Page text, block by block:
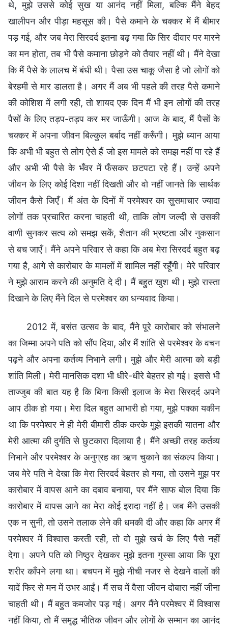
थे, मुझे उससे कोई सुख या आनंद नहीं मिला, बल्कि मैंने बेहद
खालीपन और पीड़ा महसूस की। पैसे कमाने के चक्कर में मैं बीमार
पड़ गई, और जब मेरा सिरदर्द इतना बढ़ गया कि सिर दीवार पर मारने
का मन होता, तब भी पैसे कमाना छोड़ने को तैयार नहीं थी। मैंने देखा
कि मैं पैसे के लालच में बंधी थी। पैसा उस चाकू जैसा है जो लोगों को
बेरहमी से मार डालता है। अगर मैं अब भी पहले की तरह पैसे कमाने
की कोशिश में लगी रही, तो शायद एक दिन मैं भी इन लोगों की तरह
पैसों के लिए तड़प-तड़प कर मर जाऊँगी। आज के बाद, मैं पैसों के
चक्कर में अपना जीवन बिल्कुल बर्बाद नहीं करूँगी। मुझे ध्यान आया
कि अभी भी बहुत से लोग ऐसे हैं जो इस मामले को समझ नहीं पा रहे हैं
और अभी भी पैसे के भँवर में फँसकर छटपटा रहे हैं। उन्हें अपने
जीवन के लिए कोई दिशा नहीं दिखती और वो नहीं जानते कि सार्थक
जीवन कैसे जिएँ। मैं अंत के दिनों में परमेश्वर का सुसमाचार ज्यादा
लोगों तक प्रचारित करना चाहती थी, ताकि लोग जल्दी से उसकी
वाणी सुनकर सत्य को समझ सकें, शैतान की भ्रष्टता और नुकसान
से बच जाएँ। मैंने अपने परिवार से कहा कि अब मेरा सिरदर्द बहुत बढ़
गया है, आगे से कारोबार के मामलों में शामिल नहीं रहूँगी। मेरे परिवार
ने मुझे आराम करने की अनुमति दे दी। मैं बहुत खुश थी। मुझे रास्ता
दिखाने के लिए मैंने दिल से परमेश्वर का धन्यवाद किया।
2012 में, बसंत उत्सव के बाद, मैंने पूरे कारोबार को संभालने
का जिम्मा अपने पति को सौंप दिया, और मैं शांति से परमेश्वर के वचन
पढ़ने और अपना कर्तव्य निभाने लगी। मुझे और मेरी आत्मा को बड़ी
शांति मिली। मेरी मानसिक दशा भी धीरे-धीरे बेहतर हो गई। इससे भी
ताज्जुब की बात यह है कि बिना किसी इलाज के मेरा सिरदर्द अपने
आप ठीक हो गया। मेरा दिल बहुत आभारी हो गया, मुझे पक्का यकीन
था कि परमेश्वर ने ही मेरी बीमारी ठीक करके मुझे इसकी यातना और
मेरी आत्मा की दुर्गति से छुटकारा दिलाया है। मैंने अच्छी तरह कर्तव्य
निभाने और परमेश्वर के अनुग्रह का ऋण चुकाने का संकल्प किया।
जब मेरे पति ने देखा कि मेरा सिरदर्द बेहतर हो गया, तो उसने मुझ पर
कारोबार में वापस आने का दबाव बनाया, पर मैंने साफ बोल दिया कि
कारोबार में वापस आने का मेरा कोई इरादा नहीं है। जब मैंने उसकी
एक न सुनी, तो उसने तलाक लेने की धमकी दी और कहा कि अगर मैं
परमेश्वर में विश्वास करती रही, तो वो मुझे खर्च के लिए पैसे नहीं
देगा। अपने पति को निष्ठुर देखकर मुझे इतना गुस्सा आया कि पूरा
शरीर काँपने लगा था। बचपन में मुझे नीची नजर से देखने वालों की
यादें फिर से मन में उभर आईं। मैं सच में वैसा जीवन दोबारा नहीं जीना
चाहती थी। मैं बहुत कमजोर पड़ गई। अगर मैंने परमेश्वर में विश्वास
नहीं किया, तो मैं समृद्ध भौतिक जीवन और लोगों के सम्मान का आनंद